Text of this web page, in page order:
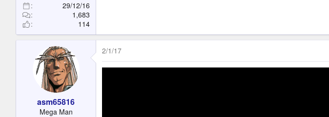
29/12/16
1,683
114
asm65816
Mega Man
2/1/17